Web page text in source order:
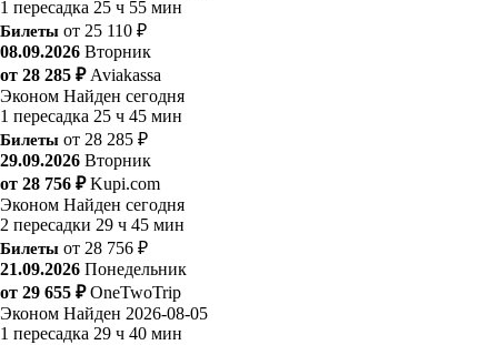
1 пересадка 25 ч 55 мин
Билеты от 25 110 ₽
08.09.2026 Вторник
от 28 285 ₽ Aviakassa
Эконом Найден сегодня
1 пересадка 25 ч 45 мин
Билеты от 28 285 ₽
29.09.2026 Вторник
от 28 756 ₽ Kupi.com
Эконом Найден сегодня
2 пересадки 29 ч 45 мин
Билеты от 28 756 ₽
21.09.2026 Понедельник
от 29 655 ₽ OneTwoTrip
Эконом Найден 2026-08-05
1 пересадка 29 ч 40 мин